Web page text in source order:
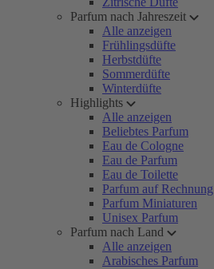
Parfum nach Jahreszeit
Alle anzeigen
Frühlingsdüfte
Herbstdüfte
Sommerdüfte
Winterdüfte
Highlights
Alle anzeigen
Beliebtes Parfum
Eau de Cologne
Eau de Parfum
Eau de Toilette
Parfum auf Rechnung
Parfum Miniaturen
Unisex Parfum
Parfum nach Land
Alle anzeigen
Arabisches Parfum